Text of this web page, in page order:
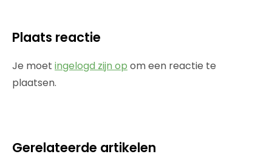
Plaats reactie
Je moet ingelogd zijn op om een reactie te
plaatsen.
Gerelateerde artikelen